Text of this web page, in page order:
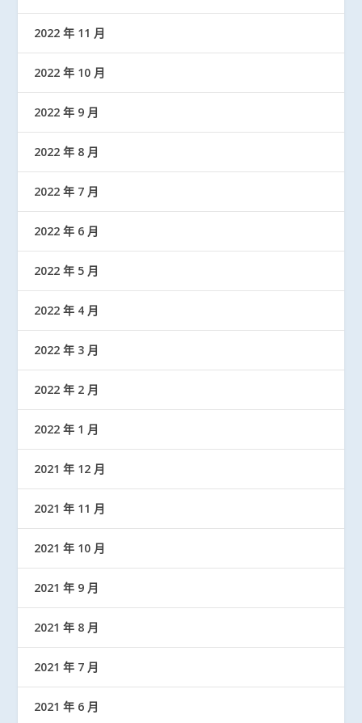
2022 年 11 月
2022 年 10 月
2022 年 9 月
2022 年 8 月
2022 年 7 月
2022 年 6 月
2022 年 5 月
2022 年 4 月
2022 年 3 月
2022 年 2 月
2022 年 1 月
2021 年 12 月
2021 年 11 月
2021 年 10 月
2021 年 9 月
2021 年 8 月
2021 年 7 月
2021 年 6 月